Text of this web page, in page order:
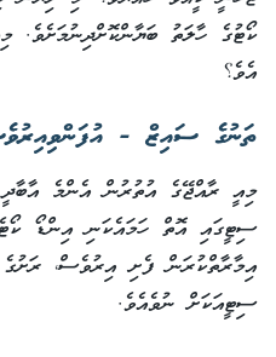
ކޯޓުގެ ހާލަތު
އެވެ؟
ތަނުގެ ސައިޒް -
މިއީ ރާއްޖޭގެ އުތުރުން އެންމެ
ސިޓީގައި އޮތް ހަމައެކަނި އިންޑޯ
އިމާރާތްކުރަން ފެށި އިރުވެސް،
ސިޓީއަކަށް ނުވެއެވެ.